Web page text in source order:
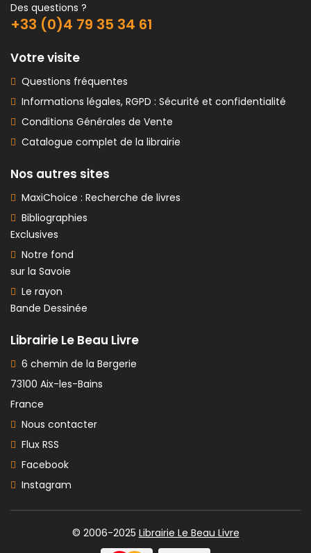
Des questions ?
+33 (0)4 79 35 34 61
Votre visite
Questions fréquentes
Informations légales, RGPD : Sécurité et confidentialité
Conditions Générales de Vente
Catalogue complet de la librairie
Nos autres sites
MaxiChoice : Recherche de livres
Bibliographies
Exclusives
Notre fond
sur la Savoie
Le rayon
Bande Dessinée
Librairie Le Beau Livre
6 chemin de la Bergerie
73100 Aix-les-Bains
France
Nous contacter
Flux RSS
Facebook
Instagram
© 2006-2025 Librairie Le Beau Livre